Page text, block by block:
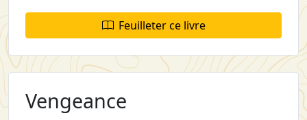
Feuilleter ce livre
Vengeance